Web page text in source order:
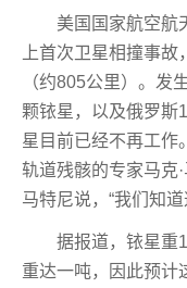
美国国家航空航
上首次卫星相撞事
（约805公里）。发
颗铱星，以及俄罗斯
星目前已经不再工作
轨道残骸的专家马克
马特尼说，“我们知
据报道，铱星重
重达一吨，因此预计